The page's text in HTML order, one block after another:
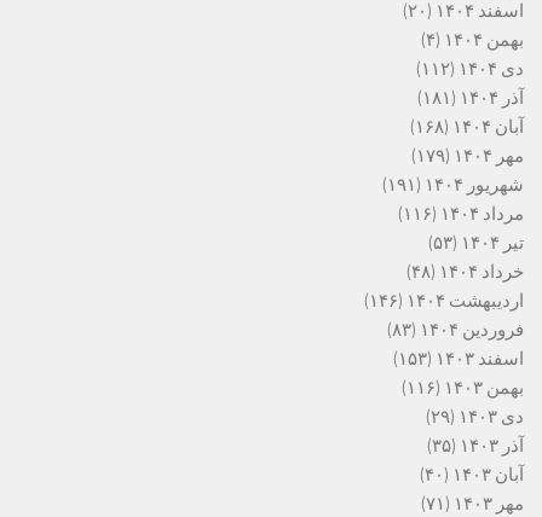
اسفند ۱۴۰۴
(۲۰)
بهمن ۱۴۰۴
(۴)
دی ۱۴۰۴
(۱۱۲)
آذر ۱۴۰۴
(۱۸۱)
آبان ۱۴۰۴
(۱۶۸)
مهر ۱۴۰۴
(۱۷۹)
شهریور ۱۴۰۴
(۱۹۱)
مرداد ۱۴۰۴
(۱۱۶)
تیر ۱۴۰۴
(۵۳)
خرداد ۱۴۰۴
(۴۸)
اردیبهشت ۱۴۰۴
(۱۴۶)
فروردین ۱۴۰۴
(۸۳)
اسفند ۱۴۰۳
(۱۵۳)
بهمن ۱۴۰۳
(۱۱۶)
دی ۱۴۰۳
(۲۹)
آذر ۱۴۰۳
(۳۵)
آبان ۱۴۰۳
(۴۰)
مهر ۱۴۰۳
(۷۱)